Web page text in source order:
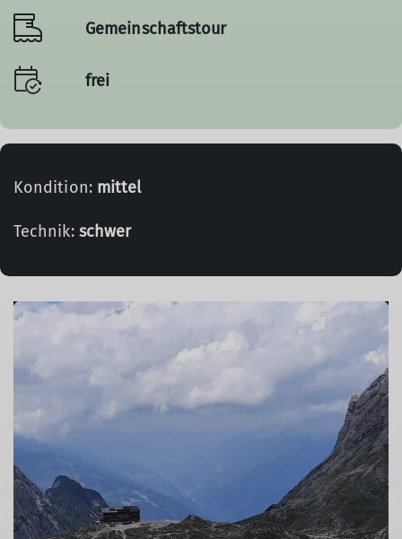
Gemeinschaftstour
frei
Kondition: mittel
Technik: schwer